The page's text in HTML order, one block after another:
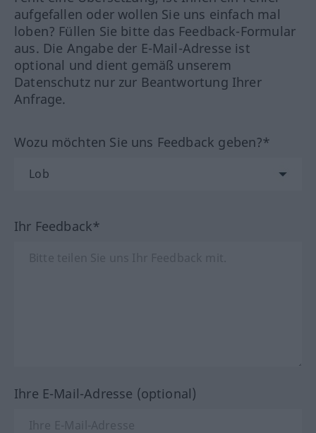
aufgefallen oder wollen Sie uns einfach mal
loben? Füllen Sie bitte das Feedback-Formular
aus. Die Angabe der E-Mail-Adresse ist
optional und dient gemäß unserem
Datenschutz nur zur Beantwortung Ihrer
Anfrage.
Wozu möchten Sie uns Feedback geben?*
Ihr Feedback*
Ihre E-Mail-Adresse (optional)